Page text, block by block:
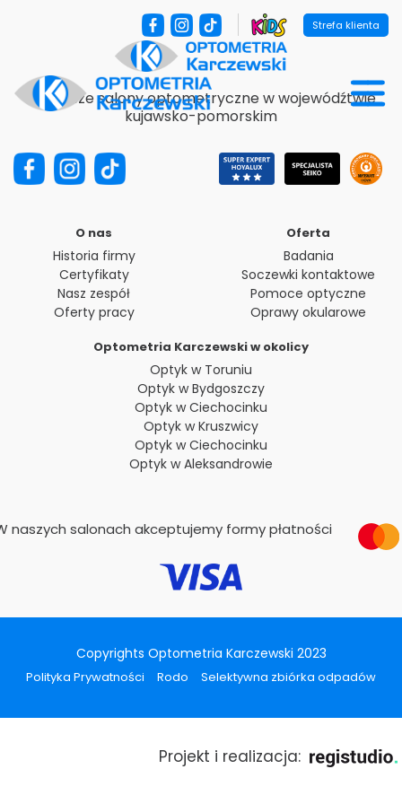
Strefa klienta
Najlepsze salony optometryczne w wojewódźtwie
kujawsko-pomorskim
O nas
Historia firmy
Certyfikaty
Nasz zespół
Oferty pracy
Oferta
Badania
Soczewki kontaktowe
Pomoce optyczne
Oprawy okularowe
Optometria Karczewski w okolicy
Optyk w Toruniu
Optyk w Bydgoszczy
Optyk w Ciechocinku
Optyk w Kruszwicy
Optyk w Ciechocinku
Optyk w Aleksandrowie
naszych salonach akceptujemy formy płatności
Copyrights Optometria Karczewski 2023
Polityka Prywatności Rodo Selektywna zbiórka odpadów
Projekt i realizacja: